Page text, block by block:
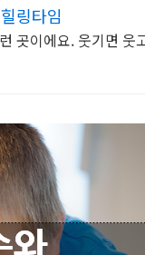
링타임
곳이에요. 웃기면 웃